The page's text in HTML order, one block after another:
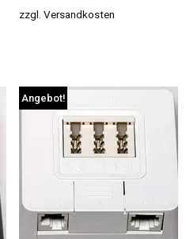
zzgl.Versandkosten
Angebot!